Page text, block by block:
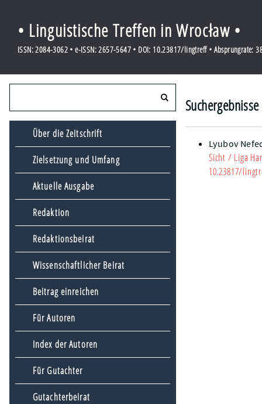
• Linguistische Treffen in Wrocław •
ISSN: 2084-3062 • e-ISSN: 2657-5647 • DOI: 10.23817/lingtreff • Absprungrate:
Über die Zeitschrift
Zielsetzung und Umfang
Aktuelle Ausgabe
Redaktion
Redaktionsbeirat
Wissenschaftlicher Beirat
Beitrag einreichen
Für Autoren
Index der Autoren
Für Gutachter
Gutachterbeirat
Lyubov
Sicht / Liga
10.23817/